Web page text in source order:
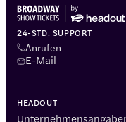
24-STD. SUPPORT
Anrufen
E-Mail
HEADOUT